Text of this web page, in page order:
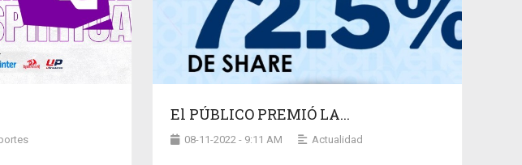
El PÚBLICO PREMIÓ LA...
08-11-2022 - 9:11 AM Actualidad